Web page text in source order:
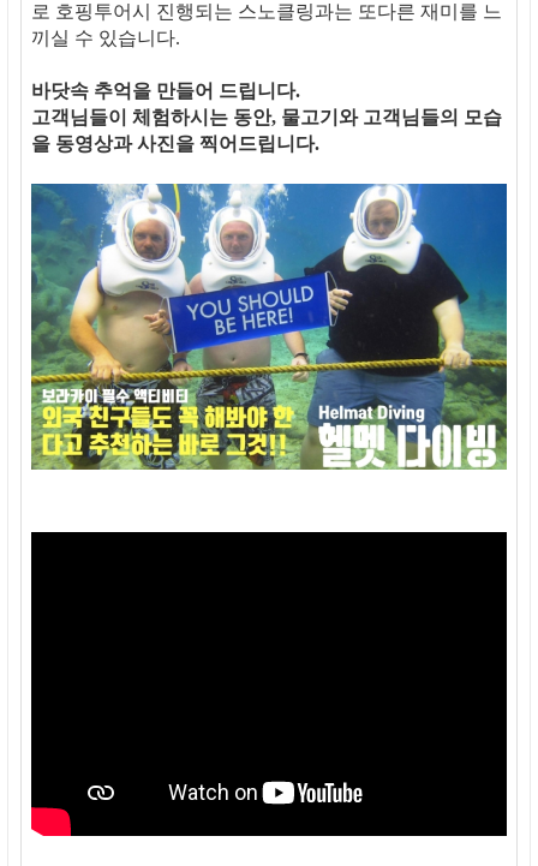
로 호핑투어시 진행되는 스노클링과는 또다른 재미를 느
끼실 수 있습니다.
바닷속 추억을 만들어 드립니다.
고객님들이 체험하시는 동안, 물고기와 고객님들의 모습
을 동영상과 사진을 찍어드립니다.